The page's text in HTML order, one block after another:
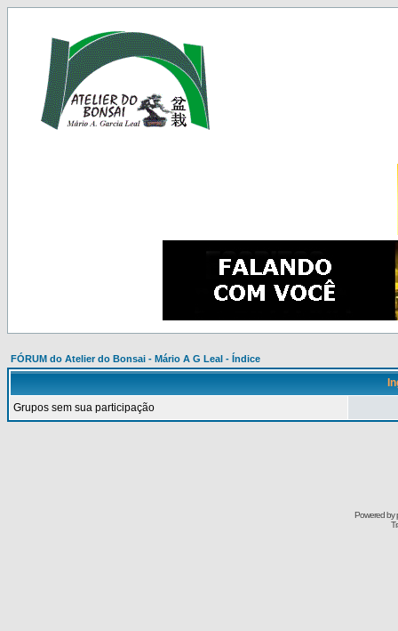
FÓRUM do Atelier do Bonsai - Mário A G Leal - Índice
Grupos sem sua participação
Powered by